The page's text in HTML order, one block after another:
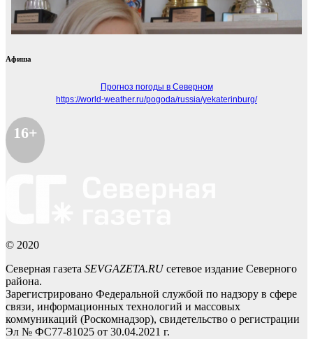
Афиша
Прогноз погоды в Северном
https://world-weather.ru/pogoda/russia/yekaterinburg/
16+
© 2020
Северная газета SEVGAZETA.RUсетевое издание Северного
района.
Зарегистрировано Федеральной службой по надзору в сфере
связи, информационных технологий и массовых
коммуникаций (Роскомнадзор), свидетельство о регистрации
Эл № ФС77-81025 от 30.04.2021 г.